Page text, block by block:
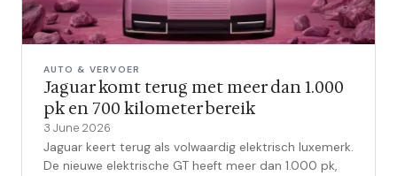
AUTO & VERVOER
Jaguar komt terug met meer dan 1.000
pk en 700 kilometer bereik
3 June 2026
Jaguar keert terug als volwaardig elektrisch luxemerk.
De nieuwe elektrische GT heeft meer dan 1.000 pk,